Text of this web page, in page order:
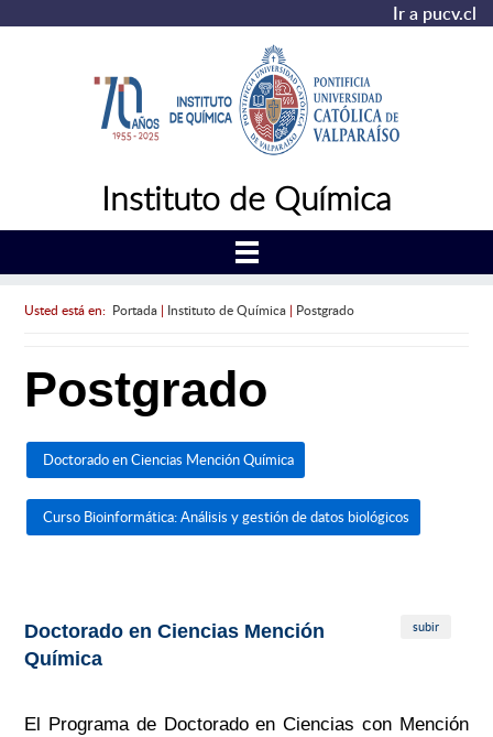
Ir a pucv.cl
Instituto de Química
Usted está en: Portada| Instituto de Química| Postgrado
Postgrado
Doctorado en Ciencias Mención Química
Curso Bioinformática: Análisis y gestión de datos biológicos
Doctorado en Ciencias Mención
Química
subir
El Programa de Doctorado en Ciencias con Mención